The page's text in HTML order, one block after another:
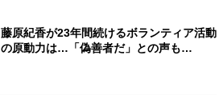
藤原紀香が23年間続けるボランティア活動
の原動力は…「偽善者だ」との声も…